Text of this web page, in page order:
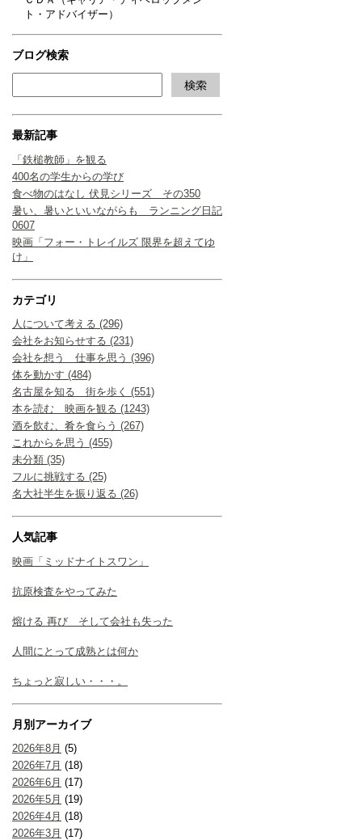
ト・アドバイザー）
ブログ検索
最新記事
「鉄槌教師」を観る
400名の学生からの学び
食べ物のはなし 伏見シリーズ その350
暑い、暑いといいながらも ランニング日記
0607
映画「フォー・トレイルズ 限界を超えてゆ
け」
カテゴリ
人について考える (296)
会社をお知らせする (231)
会社を想う 仕事を思う (396)
体を動かす (484)
名古屋を知る 街を歩く (551)
本を読む 映画を観る (1243)
酒を飲む、肴を食らう (267)
これからを思う (455)
未分類 (35)
フルに挑戦する (25)
名大社半生を振り返る (26)
人気記事
映画「ミッドナイトスワン」
抗原検査をやってみた
熔ける 再び そして会社も失った
人間にとって成熟とは何か
ちょっと寂しい・・・。
月別アーカイブ
2026年8月 (5)
2026年7月 (18)
2026年6月 (17)
2026年5月 (19)
2026年4月 (18)
2026年3月 (17)